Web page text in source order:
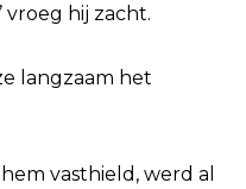
vroeg hij zacht.
langzaam het
vasthield, werd al